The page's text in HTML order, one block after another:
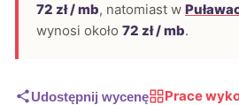
72 zł / mb, natomiast w
wynosi około 72 zł / mb.
Udostępnij wycenę Prace